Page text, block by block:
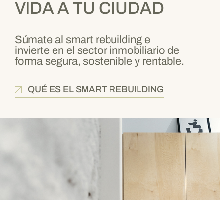
VIDA A TU CIUDAD
Súmate al smart rebuilding e
invierte en el sector inmobiliario de
forma segura, sostenible y rentable.
QUÉ ES EL SMART REBUILDING